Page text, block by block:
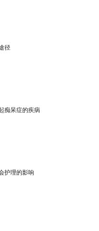
径
痴呆症的疾病
护理的影响